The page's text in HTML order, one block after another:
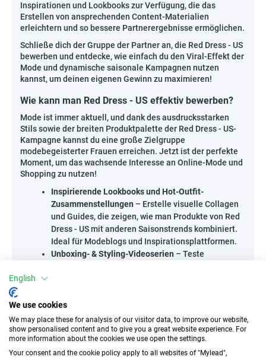
Inspirationen und Lookbooks zur Verfügung, die das
Erstellen von ansprechenden Content-Materialien
erleichtern und so bessere Partnerergebnisse ermöglichen.
Schließe dich der Gruppe der Partner an, die Red Dress - US
bewerben und entdecke, wie einfach du den Viral-Effekt der
Mode und dynamische saisonale Kampagnen nutzen
kannst, um deinen eigenen Gewinn zu maximieren!
Wie kann man Red Dress - US effektiv bewerben?
Mode ist immer aktuell, und dank des ausdrucksstarken
Stils sowie der breiten Produktpalette der Red Dress - US-
Kampagne kannst du eine große Zielgruppe
modebegeisterter Frauen erreichen. Jetzt ist der perfekte
Moment, um das wachsende Interesse an Online-Mode und
Shopping zu nutzen!
Inspirierende Lookbooks und Hot-Outfit-
Zusammenstellungen – Erstelle visuelle Collagen
und Guides, die zeigen, wie man Produkte von Red
Dress - US mit anderen Saisonstrends kombiniert.
Ideal für Modeblogs und Inspirationsplattformen.
Unboxing- & Styling-Videoserien – Teste
den Einkauf.
Thematische Einkaufsführer und Styling-Tipps–
Veröffentliche Expertenartikel mit Tipps, wie man
eine Capsule Wardrobe erstellt oder für eine
Hochzeit, ein Festival oder die Feiertagssaison
English
We use cookies
We may place these for analysis of our visitor data, to improve our website,
show personalised content and to give you a great website experience. For
more information about the cookies we use open the settings.
Your consent and the cookie policy apply to all websites of "Mylead",